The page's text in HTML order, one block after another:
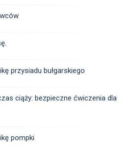
przysiadu bułgarskiego
ciąży: bezpieczne ćwiczenia dla
pompki